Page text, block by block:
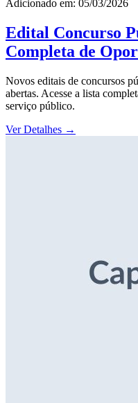
Adicionado em: 05/03/2026
Edital Concurso
Completa de
Novos editais de concursos
abertas. Acesse a lista
serviço público.
Ver Detalhes →